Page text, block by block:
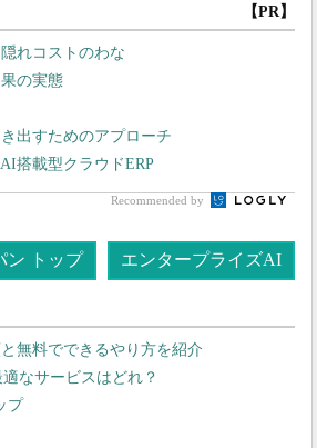
【PR】
れコストのわな
の実態
出すためのアプローチ
搭載型クラウドERP
Recommended by
ン トップ エンタープライズAI
無料でできるやり方を紹介
なサービスはどれ？
プ